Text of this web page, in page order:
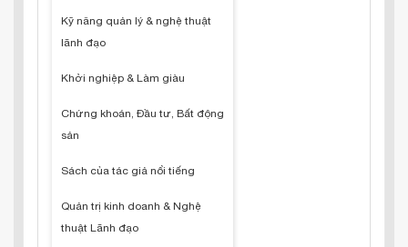
Kỹ năng quản lý & nghệ thuật
lãnh đạo
Khởi nghiệp & Làm giàu
Chứng khoán, Đầu tư, Bất động
sản
Sách của tác giả nổi tiếng
Quản trị kinh doanh & Nghệ
thuật Lãnh đạo